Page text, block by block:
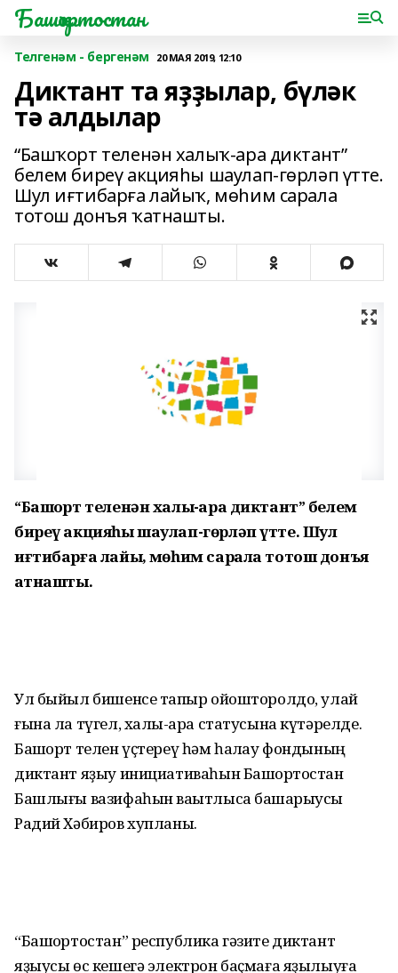
Башҡортостан
Телгенәм - бергенәм 20 МАЯ 2019, 12:10
Диктант та яҙҙылар, бүләк
тә алдылар
“Башҡорт теленән халыҡ-ара диктант”
белем биреү акцияһы шаулап-гөрләп үтте.
Шул иғтибарға лайыҡ, мөһим сарала
тотош донъя ҡатнашты.
“Башҡорт теленән халыҡ-ара диктант” белем
биреү акцияһы шаулап-гөрләп үтте. Шул
иғтибарға лайыҡ, мөһим сарала тотош донъя
ҡатнашты.
Ул быйыл бишенсе тапҡыр ойошторолдо, улай
ғына ла түгел, халыҡ-ара статусына күтәрелде.
Башҡорт телен үҫтереү һәм һаҡлау фондының
диктант яҙыу инициативаһын Башҡортостан
Башлығы вазифаһын ваҡытлыса башҡарыусы
Радий Хәбиров хупланы.
“Башҡортостан” республика гәзите диктант
яҙыусы өс кешегә электрон баҫмаға яҙылыуға